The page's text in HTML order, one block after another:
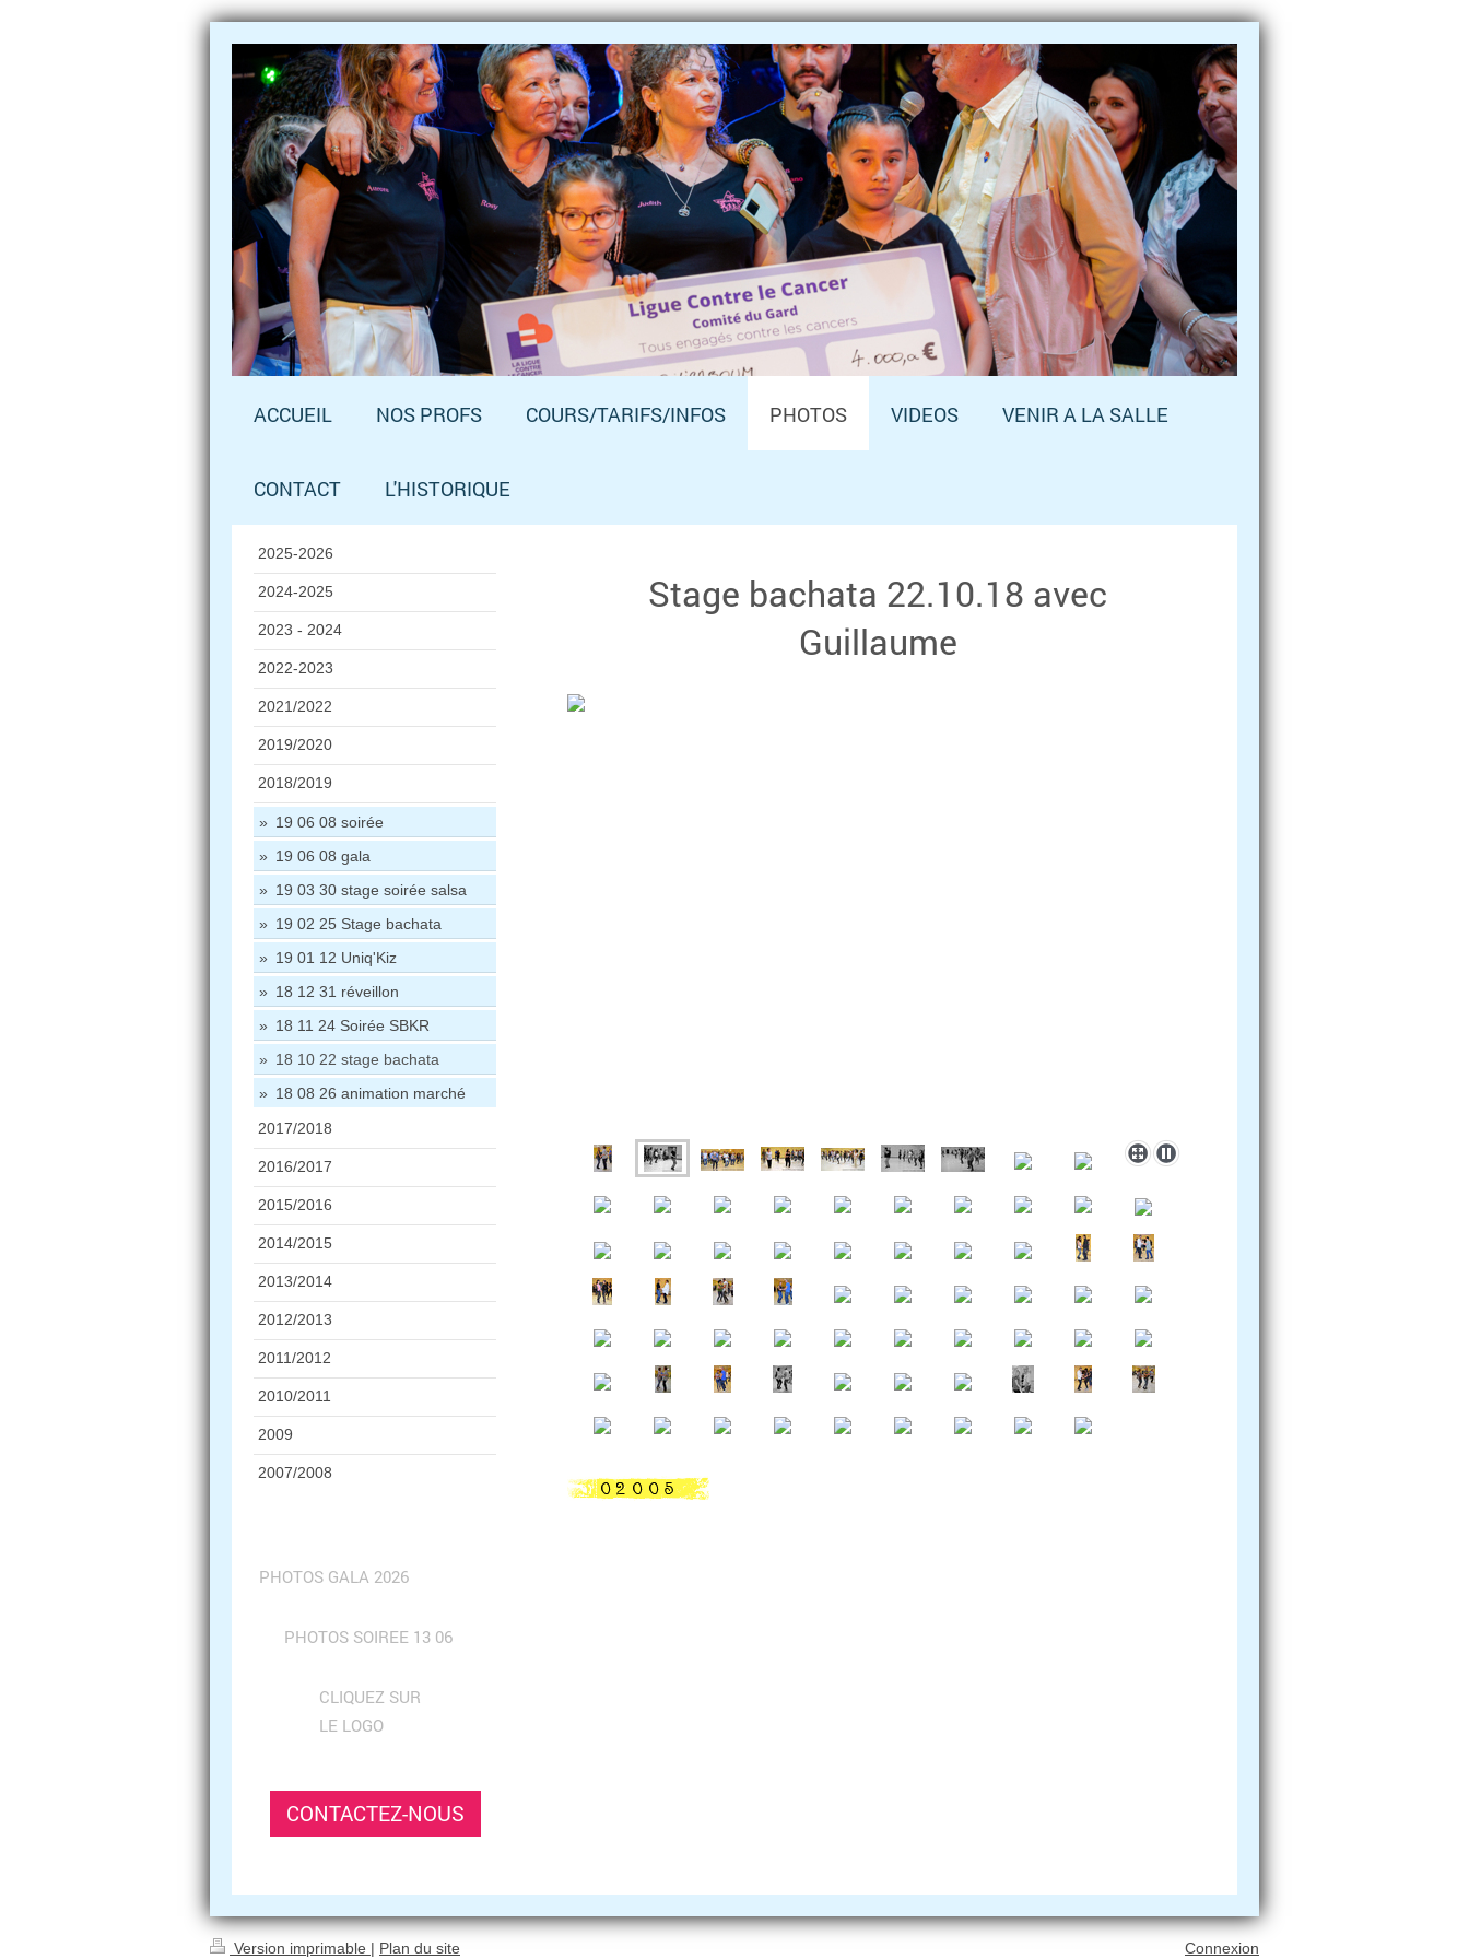
ACCUEIL NOS PROFS COURS/TARIFS/INFOS PHOTOS VIDEOS VENIR A LA SALLE
CONTACT L'HISTORIQUE
Stage bachata 22.10.18 avec
Guillaume
2025-2026
2024-2025
2023 - 2024
2022-2023
2021/2022
2019/2020
2018/2019
19 06 08 soirée
19 06 08 gala
19 03 30 stage soirée salsa
19 02 25 Stage bachata
19 01 12 Uniq'Kiz
18 12 31 réveillon
18 11 24 Soirée SBKR
18 10 22 stage bachata
18 08 26 animation marché
2017/2018
2016/2017
2015/2016
2014/2015
2013/2014
2012/2013
2011/2012
2010/2011
2009
2007/2008
PHOTOS GALA 2026
PHOTOS SOIREE 13 06
CLIQUEZ SUR
LE LOGO
CONTACTEZ-NOUS
Version imprimable | Plan du site Connexion